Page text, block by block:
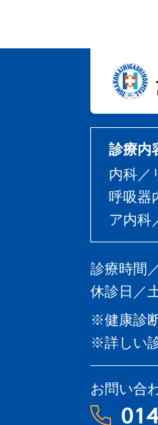
診療内
内科／
呼吸器
ア内科
診療時間
休診日／
※健康診
※詳しい
お問い合